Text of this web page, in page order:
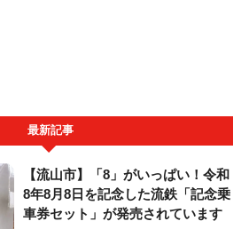
最新記事
【流山市】「8」がいっぱい！令和
8年8月8日を記念した流鉄「記念乗
車券セット」が発売されています